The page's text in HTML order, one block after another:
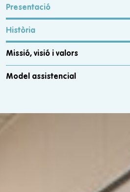
Presentació
Història
Missió, visió i valors
Model assistencial